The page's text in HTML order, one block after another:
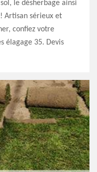
le désherbage ainsi
Artisan sérieux et
confiez votre
élagage 35. Devis